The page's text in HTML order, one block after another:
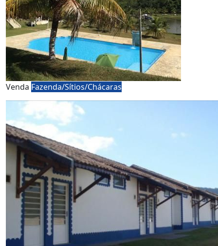
Venda Fazenda/Sítios/Chácaras